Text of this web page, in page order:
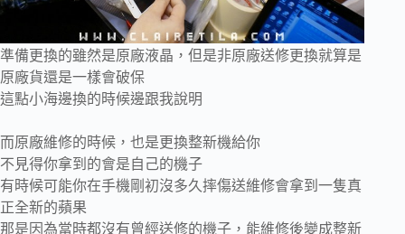
準備更換的雖然是原廠液晶，但是非原廠送修更換就算是
原廠貨還是一樣會破保
這點小海邊換的時候邊跟我說明
而原廠維修的時候，也是更換整新機給你
不見得你拿到的會是自己的機子
有時候可能你在手機剛初沒多久摔傷送維修會拿到一隻真
正全新的蘋果
那是因為當時都沒有曾經送修的機子，能維修後變成整新